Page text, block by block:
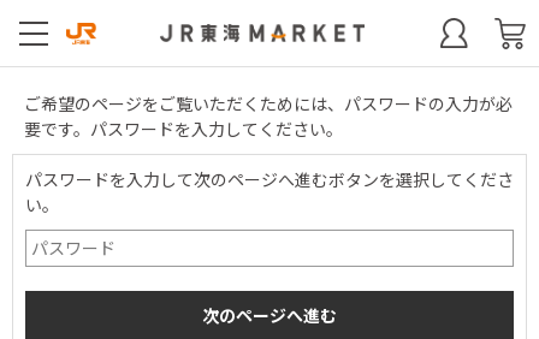
ご希望のページをご覧いただくためには、パスワードの入力が必
要です。パスワードを入力してください。
パスワードを入力して次のページへ進むボタンを選択してくださ
い。